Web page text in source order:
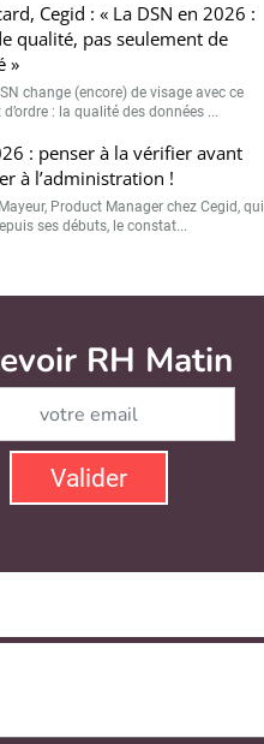
Cegid : « La DSN en 2026 :
qualité, pas seulement de
»
change (encore) de visage avec ce
: la qualité des données ...
: penser à la vérifier avant
à l’administration !
Product Manager chez Cegid, qui
ses débuts, le constat...
RH Matin
Valider